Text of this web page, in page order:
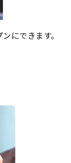
にできます。